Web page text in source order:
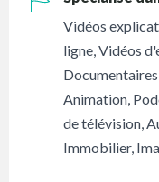
Vidéos
ligne,Vidéos
Documentaires
Animation,
de télévision,
Immobilier,